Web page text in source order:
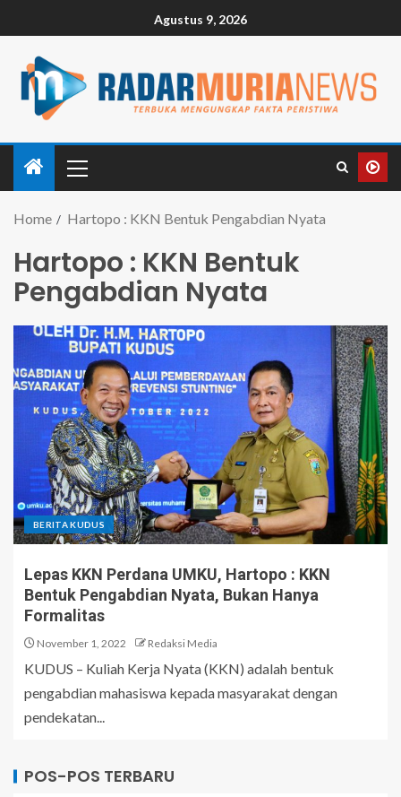
Agustus 9, 2026
Home Hartopo : KKN Bentuk Pengabdian Nyata
Hartopo : KKN Bentuk
Pengabdian Nyata
BERITA KUDUS
Lepas KKN Perdana UMKU, Hartopo : KKN
Bentuk Pengabdian Nyata, Bukan Hanya
Formalitas
November 1, 2022 Redaksi Media
KUDUS – Kuliah Kerja Nyata (KKN) adalah bentuk
pengabdian mahasiswa kepada masyarakat dengan
pendekatan...
POS-POS TERBARU